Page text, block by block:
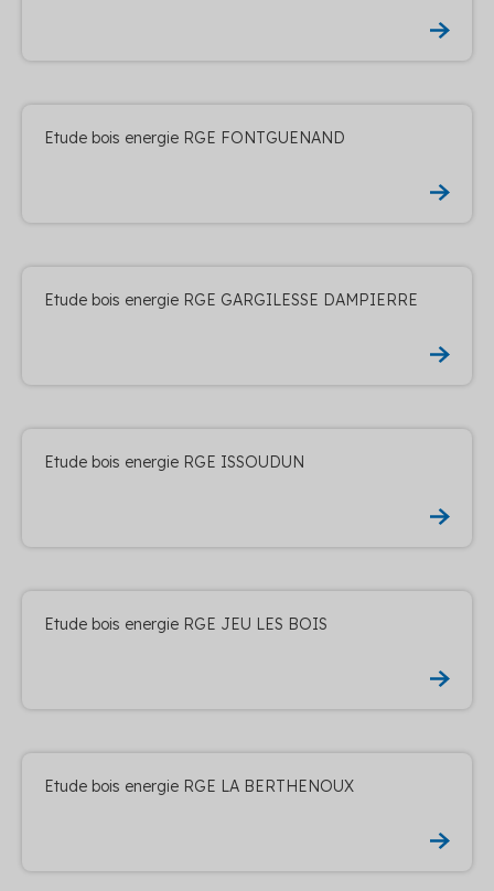
Etude bois energie RGE FONTGUENAND
Etude bois energie RGE GARGILESSE DAMPIERRE
Etude bois energie RGE ISSOUDUN
Etude bois energie RGE JEU LES BOIS
Etude bois energie RGE LA BERTHENOUX